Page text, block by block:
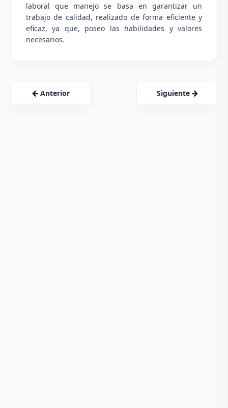
laboral que manejo se basa en garantizar un
trabajo de calidad, realizado de forma eficiente y
eficaz, ya que, poseo las habilidades y valores
necesarios.
Anterior Siguiente